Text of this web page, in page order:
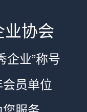
业协会
企业”称号
员单位